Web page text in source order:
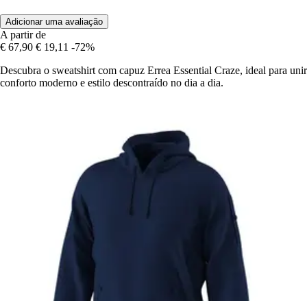
Adicionar uma avaliação
A partir de
€ 67,90 € 19,11 -72%
Descubra o sweatshirt com capuz Errea Essential Craze, ideal para unir
conforto moderno e estilo descontraído no dia a dia.